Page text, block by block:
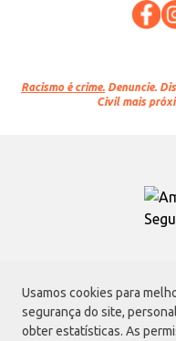
Usamos cookies para
segurança do site,
obter estatísticas. As
Racismo é crime. Denuncie.
Civil mais
Avenida Morvan Dias de
02170-901 |